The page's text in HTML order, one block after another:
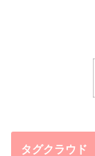
タグクラウド